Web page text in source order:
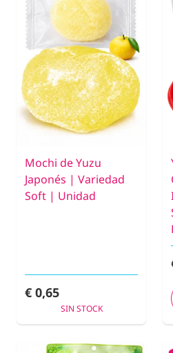
Mochi de Yuzu
Japonés | Variedad
Soft | Unidad
€ 0,65
SIN STOCK